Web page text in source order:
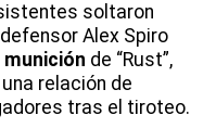
soltaron
defensor Alex Spiro
munición de “Rust”,
relación de
tras el tiroteo.